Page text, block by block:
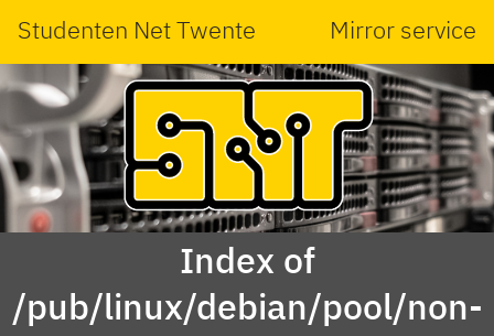
Studenten Net Twente Mirror service
Index of
/pub/linux/debian/pool/non-